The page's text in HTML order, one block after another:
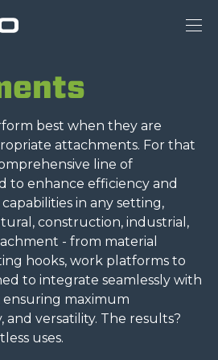
best when they are
attachments. For that
line of
to enhance efficiency and
in any setting,
construction, industrial,
- from material
hooks, work platforms to
to integrate seamlessly with
maximum
and versatility. The results?
uses.